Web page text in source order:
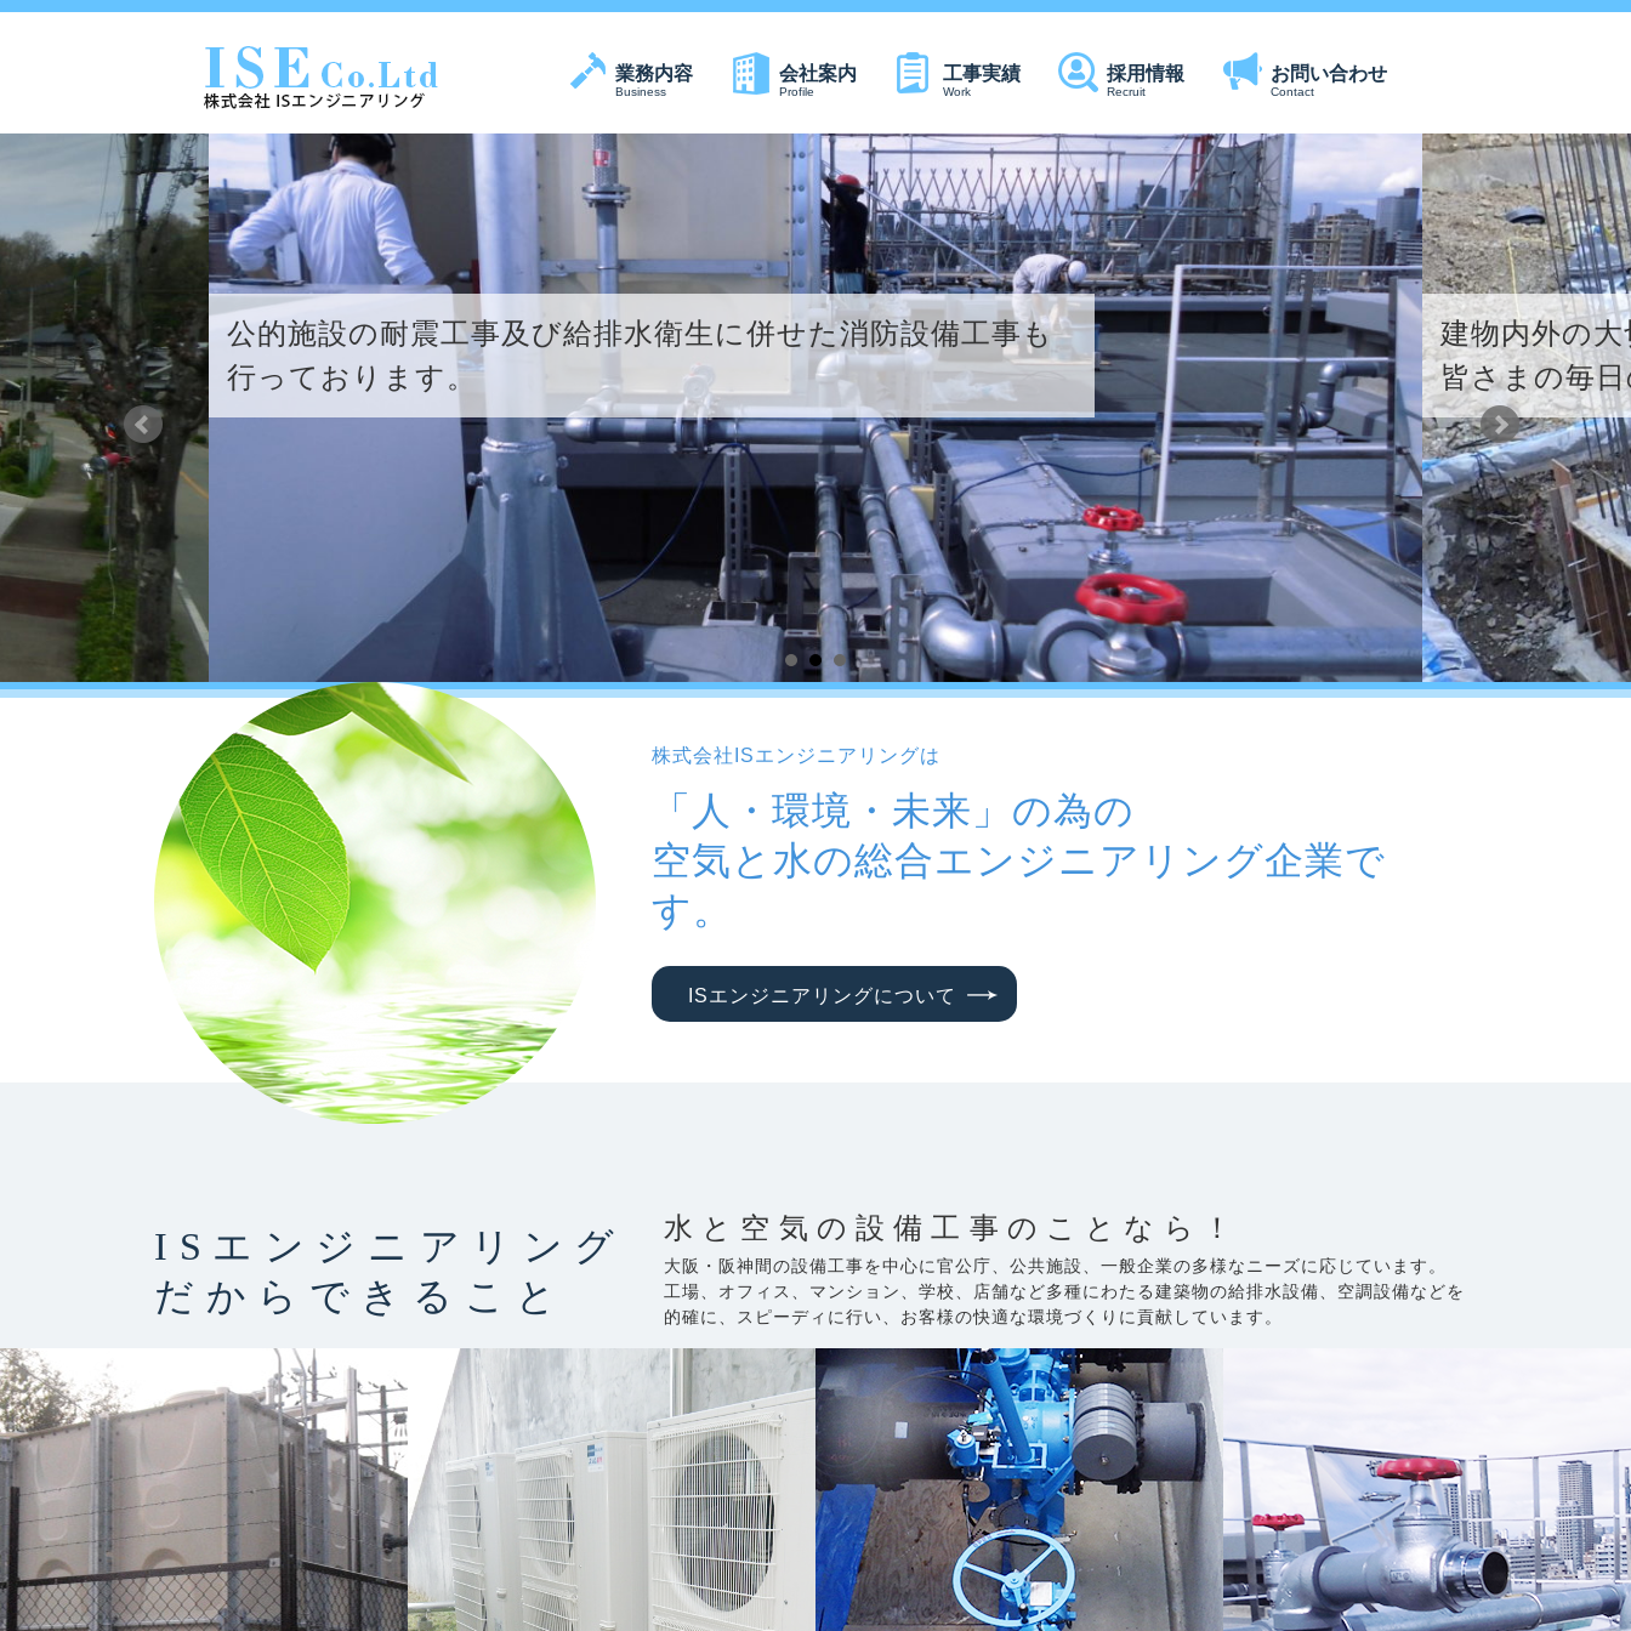
業務内容
Business
会社案内
Profile
工事実績
Work
採用情報
Recruit
お問い合わせ
Contact
公的施設の耐震工事及び給排水衛生に併せた消防設備工事も
行っております。
建物内外の
皆さまの毎
株式会社ISエンジニアリングは
「人・環境・未来」の為の
空気と水の総合エンジニアリング企業で
す。
ISエンジニアリングについて
ISエンジニアリング
だからできること
水と空気の設備工事のことなら！
大阪・阪神間の設備工事を中心に官公庁、公共施設、一般企業の多様なニーズに応じています。
工場、オフィス、マンション、学校、店舗など多種にわたる建築物の給排水設備、空調設備などを
的確に、スピーディに行い、お客様の快適な環境づくりに貢献しています。